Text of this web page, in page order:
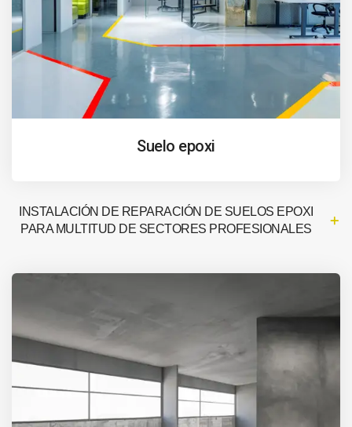
Suelo epoxi
INSTALACIÓN DE REPARACIÓN DE SUELOS EPOXI
PARA MULTITUD DE SECTORES PROFESIONALES